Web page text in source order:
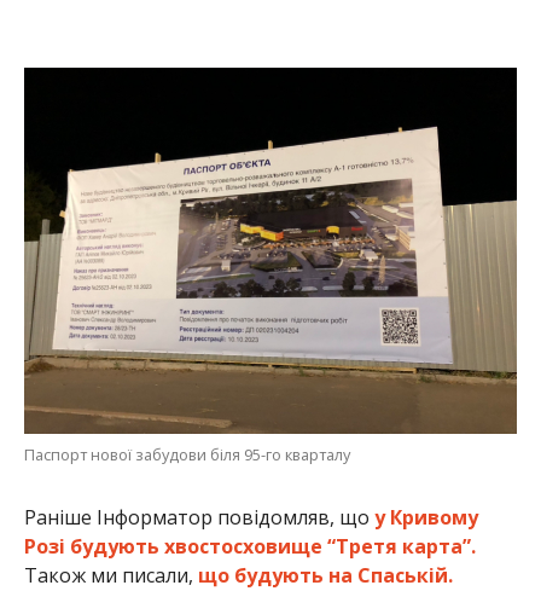
Паспорт нової забудови біля 95-го кварталу
Раніше Інформатор повідомляв, що у Кривому
Розі будують хвостосховище “Третя карта”.
Також ми писали, що будують на Спаській.